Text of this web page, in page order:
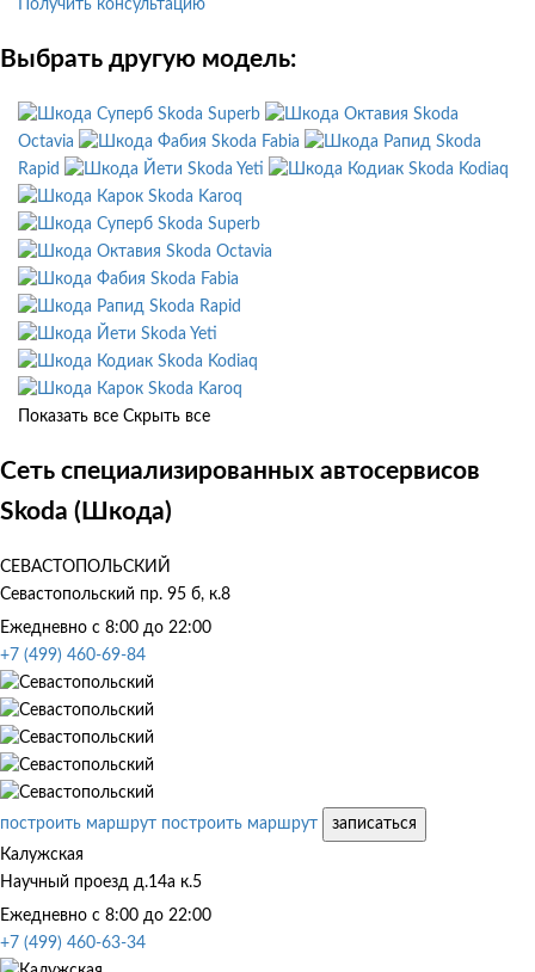
Получить консультацию
Выбрать другую модель:
Skoda Superb
Skoda
Octavia
Skoda Fabia
Skoda
Rapid
Skoda Yeti
Skoda Kodiaq
Skoda Karoq
Skoda Superb
Skoda Octavia
Skoda Fabia
Skoda Rapid
Skoda Yeti
Skoda Kodiaq
Skoda Karoq
Показать все Скрыть все
Сеть специализированных автосервисов
Skoda (Шкода)
СЕВАСТОПОЛЬСКИЙ
Севастопольский пр. 95 б, к.8
Ежедневно с 8:00 до 22:00
+7 (499) 460-69-84
построить маршрут построить маршрут
записаться
Калужская
Научный проезд д.14а к.5
Ежедневно с 8:00 до 22:00
+7 (499) 460-63-34